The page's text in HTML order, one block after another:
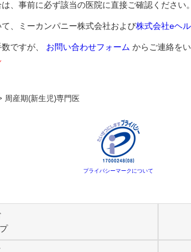
、事前に必ず該当の医院に直接ご確認ください。
、ミーカンパニー株式会社および株式会社eヘ
ですが、 お問い合わせフォーム からご連絡を
周産期(新生児)専門医
プライバシーマークについて